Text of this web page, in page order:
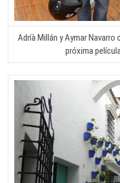
Adríà Millán y Aymar
próxima